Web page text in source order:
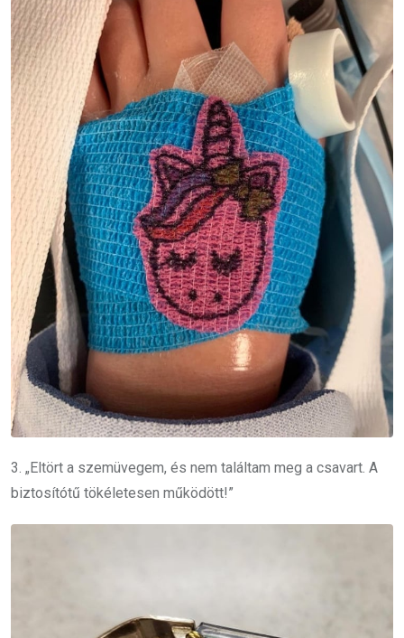
3. „Eltört a szemüvegem, és nem találtam meg a csavart. A
biztosítótű tökéletesen működött!”